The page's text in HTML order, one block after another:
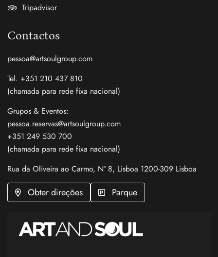
Tripadvisor
Contactos
pessoa@artsoulgroup.com
Tel. +351 210 437 810
(chamada para rede fixa nacional)
Grupos & Eventos:
pessoa.reservas@artsoulgroup.com
+351 249 530 700
(chamada para rede fixa nacional)
Rua da Oliveira ao Carmo, Nº 8, Lisboa 1200-309 Lisboa
Obter direções Parque